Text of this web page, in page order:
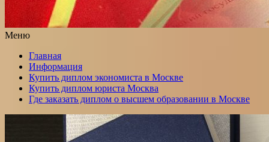
Меню
Главная
Информация
Купить диплом экономиста в Москве
Купить диплом юриста Москва
Где заказать диплом о высшем образовании в Москве